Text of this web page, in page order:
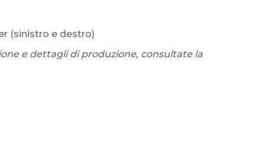
(sinistro e destro)
e dettagli di produzione, consultate la